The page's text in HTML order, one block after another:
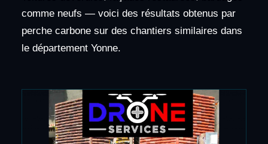
comme neufs — voici des résultats obtenus par
perche carbone sur des chantiers similaires dans
le département Yonne.